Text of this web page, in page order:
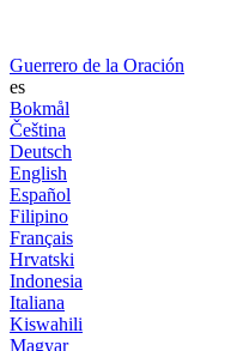
Guerrero de la Oración
es
Bokmål
Čeština
Deutsch
English
Español
Filipino
Français
Hrvatski
Indonesia
Italiana
Kiswahili
Magyar